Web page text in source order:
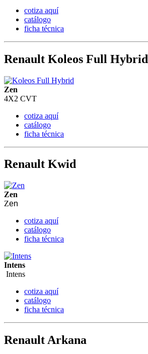
cotiza aquí
catálogo
ficha técnica
Renault Koleos Full Hybrid
Zen
4X2 CVT
cotiza aquí
catálogo
ficha técnica
Renault Kwid
Zen
Zen
cotiza aquí
catálogo
ficha técnica
Intens
Intens
cotiza aquí
catálogo
ficha técnica
Renault Arkana